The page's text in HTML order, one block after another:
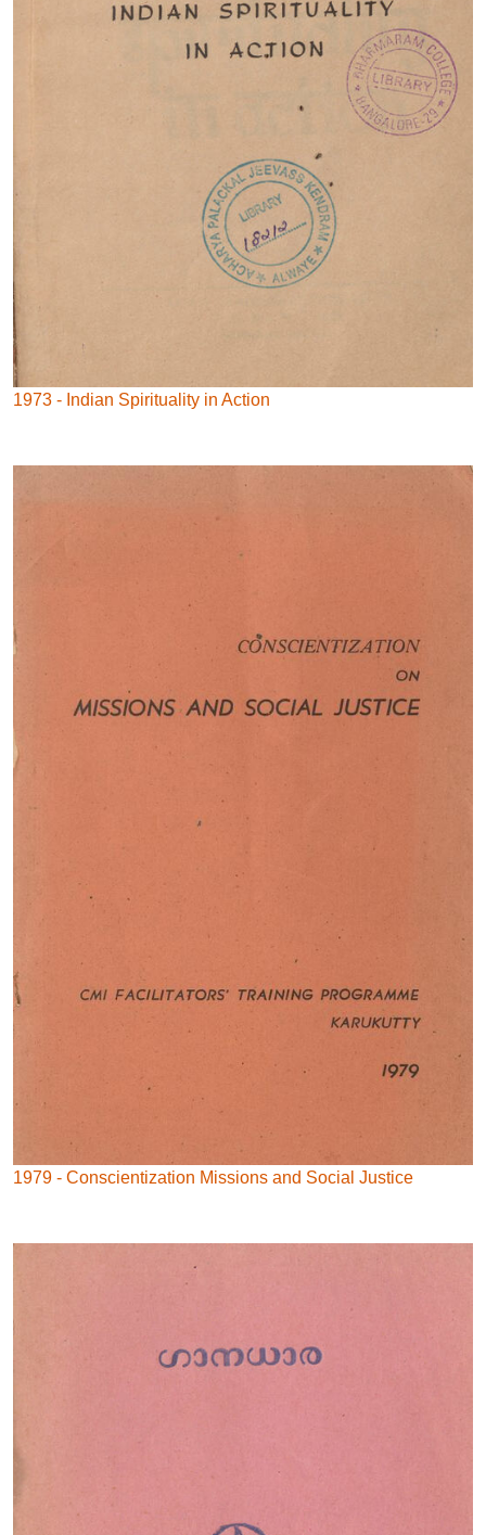
1973 - Indian Spirituality in Action
1979 - Conscientization Missions and Social Justice